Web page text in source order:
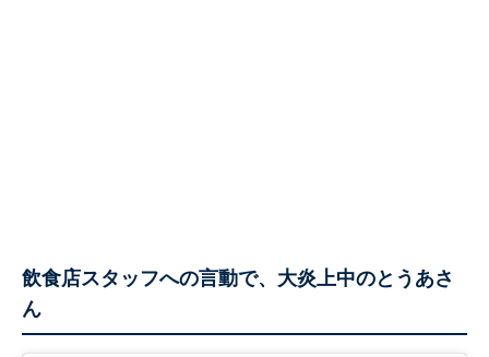
飲食店スタッフへの言動で、大炎上中のとうあさ
ん